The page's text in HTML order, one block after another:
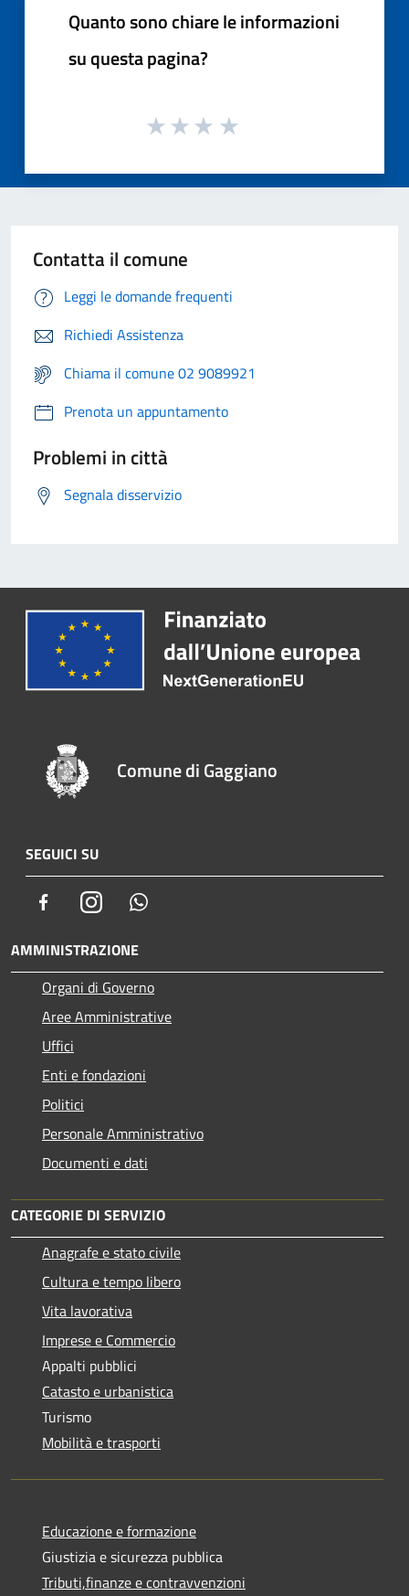
Quanto sono chiare le informazioni
su questa pagina?
Contatta il comune
Leggi le domande frequenti
Richiedi Assistenza
Chiama il comune 02 9089921
Prenota un appuntamento
Problemi in città
Segnala disservizio
Comune di Gaggiano
SEGUICI SU
FacebookInstagram
AMMINISTRAZIONE
Organi di Governo
Aree Amministrative
Uffici
Enti e fondazioni
Politici
Personale Amministrativo
Documenti e dati
CATEGORIE DI SERVIZIO
Anagrafe e stato civile
Cultura e tempo libero
Vita lavorativa
Imprese e Commercio
Appalti pubblici
Catasto e urbanistica
Turismo
Mobilità e trasporti
Educazione e formazione
Giustizia e sicurezza pubblica
Tributi,finanze e contravvenzioni